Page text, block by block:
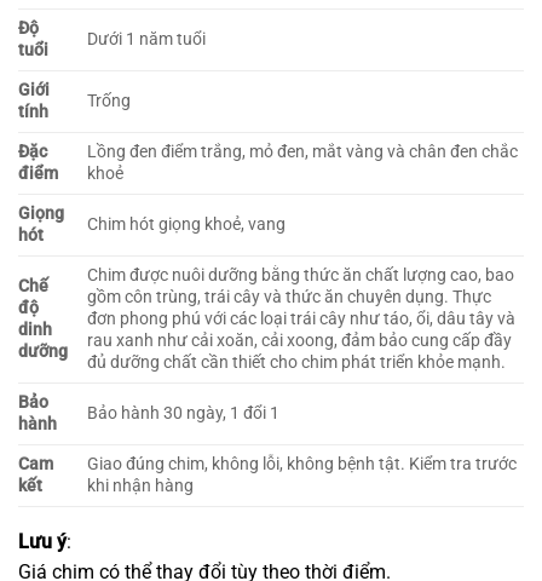
Độ
tuổi
Dưới 1 năm tuổi
Giới
tính
Trống
Đặc
điểm
Lồng đen điểm trắng, mỏ đen, mắt vàng và chân đen chắc
khoẻ
Giọng
hót
Chim hót giọng khoẻ, vang
Chế
độ
dinh
dưỡng
Chim được nuôi dưỡng bằng thức ăn chất lượng cao, bao
gồm côn trùng, trái cây và thức ăn chuyên dụng. Thực
đơn phong phú với các loại trái cây như táo, ổi, dâu tây và
rau xanh như cải xoăn, cải xoong, đảm bảo cung cấp đầy
đủ dưỡng chất cần thiết cho chim phát triển khỏe mạnh.
Bảo
hành
Bảo hành 30 ngày, 1 đổi 1
Cam
kết
Giao đúng chim, không lỗi, không bệnh tật. Kiểm tra trước
khi nhận hàng
Lưu ý:
Giá chim có thể thay đổi tùy theo thời điểm.